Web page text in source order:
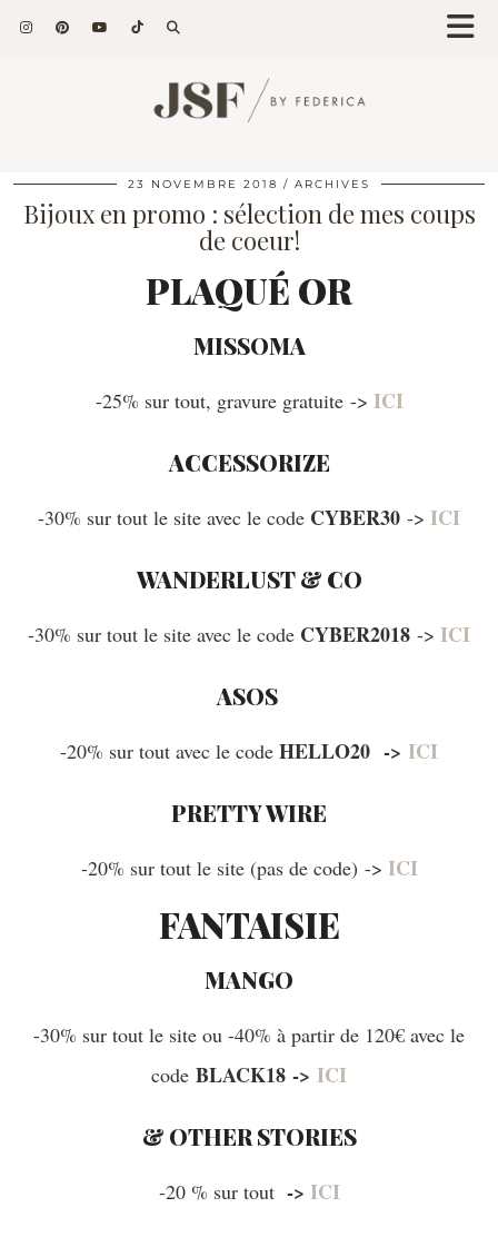
23 NOVEMBRE 2018 ARCHIVES
Bijoux en promo : sélection de mes coups
de coeur!
PLAQUÉ OR
MISSOMA
-25% sur tout, gravure gratuite -> ICI
ACCESSORIZE
-30% sur tout le site avec le code CYBER30 -> ICI
WANDERLUST & CO
-30% sur tout le site avec le code CYBER2018 -> ICI
ASOS
-20% sur tout avec le code HELLO20 -> ICI
PRETTY WIRE
-20% sur tout le site (pas de code) -> ICI
FANTAISIE
MANGO
-30% sur tout le site ou -40% à partir de 120€ avec le
code BLACK18 -> ICI
& OTHER STORIES
-20 % sur tout-> ICI